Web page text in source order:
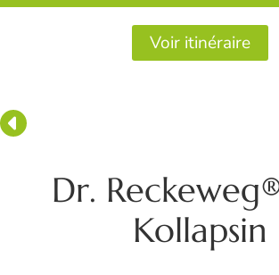
Voir itinéraire
Dr.
Kollapsin